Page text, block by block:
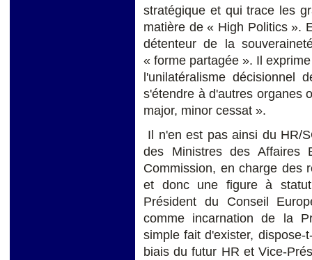
stratégique et qui trace les
matière de « High Politics ».
détenteur de la
« forme partagée ». Il
l'unilatéralisme décisionnel
s'étendre à d'autres organes
major, minor cessat ».
Il n'en est pas ainsi du HR/
des Ministres des Affaires
Commission, en charge des
et donc une figure à
Président du Conseil
comme incarnation de la
simple fait d'exister,
biais du futur HR et Vice-